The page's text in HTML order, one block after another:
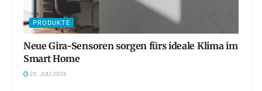
PRODUKTE
Neue Gira-Sensoren sorgen fürs ideale Klima im
Smart Home
20. JULI 2026